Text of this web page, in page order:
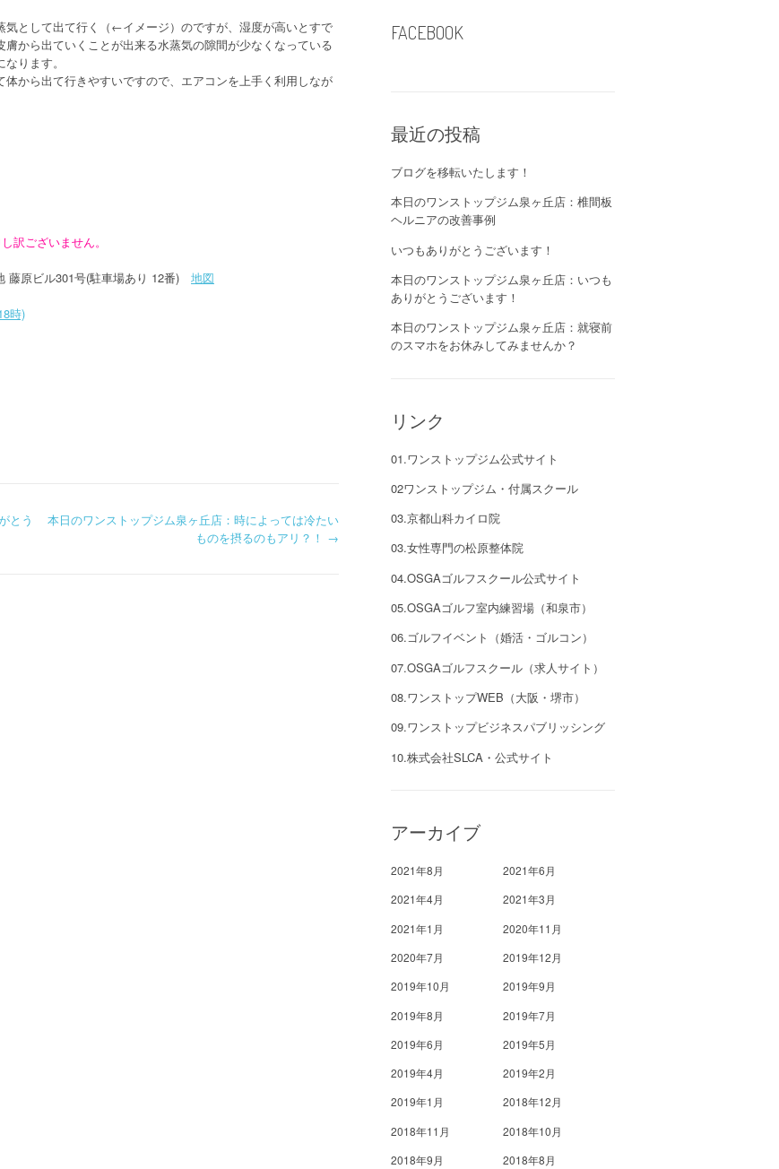
として出て行く（←イメージ）のですが、湿度が高いとすで
から出ていくことが出来る水蒸気の隙間が少なくなっている
ります。
から出て行きやすいですので、エアコンを上手く利用しなが
訳ございません。
藤原ビル301号(駐車場あり 12番) 地図
時)
とう
本日のワンストップジム泉ヶ丘店：時によっては冷たい
ものを摂るのもアリ？！ →
FACEBOOK
最近の投稿
ブログを移転いたします！
本日のワンストップジム泉ヶ丘店：椎間板
ヘルニアの改善事例
いつもありがとうございます！
本日のワンストップジム泉ヶ丘店：いつも
ありがとうございます！
本日のワンストップジム泉ヶ丘店：就寝前
のスマホをお休みしてみませんか？
リンク
01.ワンストップジム公式サイト
02ワンストップジム・付属スクール
03.京都山科カイロ院
03.女性専門の松原整体院
04.OSGAゴルフスクール公式サイト
05.OSGAゴルフ室内練習場（和泉市）
06.ゴルフイベント（婚活・ゴルコン）
07.OSGAゴルフスクール（求人サイト）
08.ワンストップWEB（大阪・堺市）
09.ワンストップビジネスパブリッシング
10.株式会社SLCA・公式サイト
アーカイブ
2021年8月
2021年6月
2021年4月
2021年3月
2021年1月
2020年11月
2020年7月
2019年12月
2019年10月
2019年9月
2019年8月
2019年7月
2019年6月
2019年5月
2019年4月
2019年2月
2019年1月
2018年12月
2018年11月
2018年10月
2018年9月
2018年8月